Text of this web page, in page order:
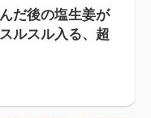
だ後の塩生姜が
ルスル入る、超